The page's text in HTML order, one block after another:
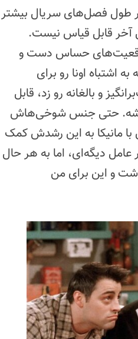
طول فصل‌های سریال بیشتر
قابل قیاس نیست.
موقعیت‌های حساس دست و
اشتباه اونا رو برای
و بالغانه رو زد، قابل
باشه. حتی جنس شوخی‌هاش
مانیکا به این رشدش کمک
دیگه‌ای، اما به هر حال
و این برای من